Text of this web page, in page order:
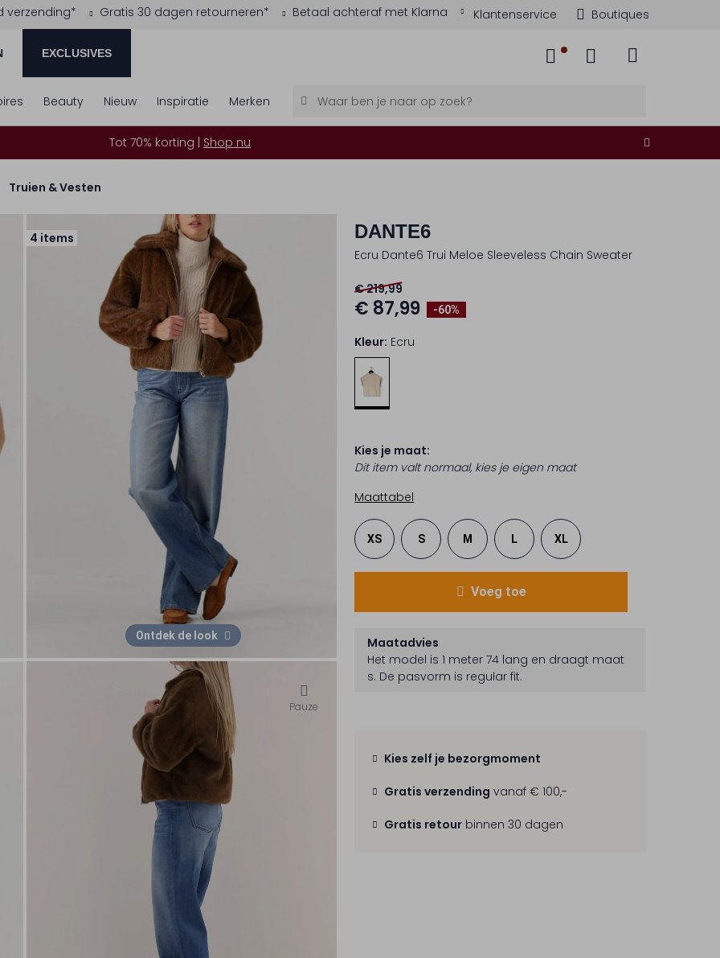
verzending* Gratis 30 dagen retourneren* Betaal achteraf met Klarna Klantenservice Boutiques
EXCLUSIVES
Beauty Nieuw Inspiratie Merken
Tot 70% korting | Shop nu
Truien & Vesten
4 items
Ontdek de look
Pauze
DANTE6
Ecru Dante6 Trui Meloe Sleeveless Chain Sweater
-60%
€ 219,99
€ 87,99
Kleur: Ecru
Kies je maat:
Dit item valt normaal, kies je eigen maat
Maattabel
XS S M L XL
Voeg toe
Maatadvies
Het model is 1 meter 74 lang en draagt maat
s. De pasvorm is regular fit.
Kies zelf je bezorgmoment
Gratis verzending vanaf € 100,-
Gratis retour binnen 30 dagen